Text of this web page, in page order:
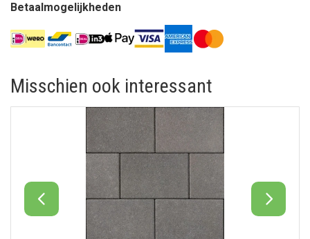
Betaalmogelijkheden
Misschien ook interessant